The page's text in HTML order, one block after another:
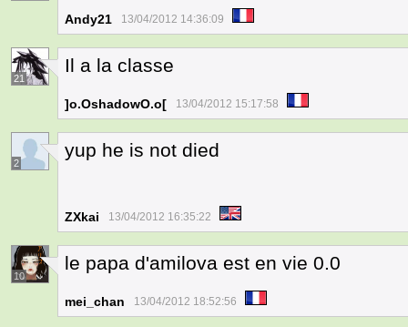
Andy21 13/04/2012 14:36:09
21
Il a la classe
]o.OshadowO.o[ 13/04/2012 15:17:58
2
yup he is not died
ZXkai 13/04/2012 16:35:22
10
le papa d'amilova est en vie 0.0
mei_chan 13/04/2012 18:52:56